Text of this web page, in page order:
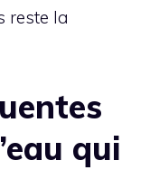
reste la
qui